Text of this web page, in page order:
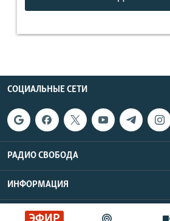
СОЦИАЛЬНЫЕ СЕТИ
РАДИО СВОБОДА
ИНФОРМАЦИЯ
Радио Свобода © 2026 RFE/RL,